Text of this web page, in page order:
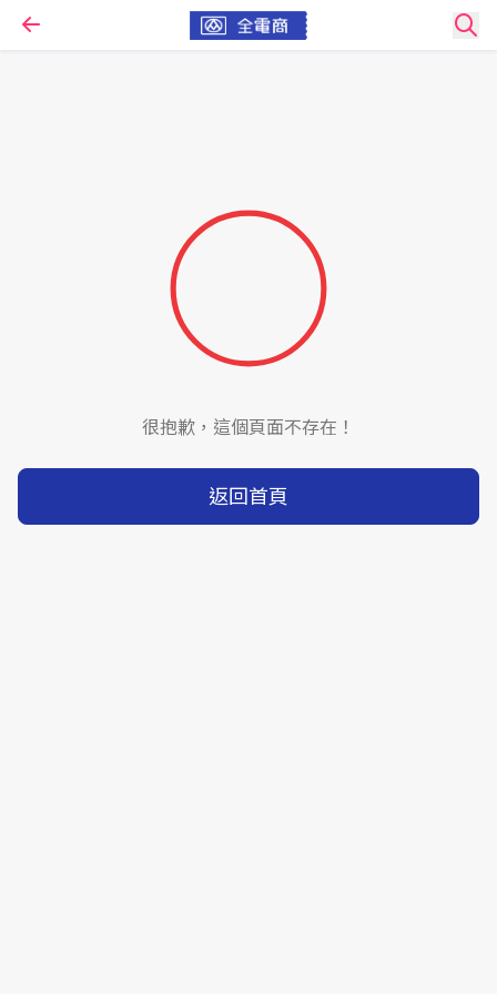
很抱歉，這個頁面不存在！
返回首頁